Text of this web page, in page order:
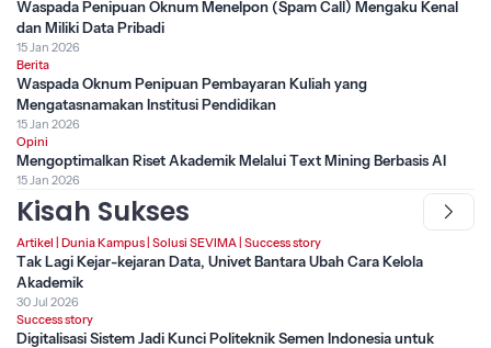
Waspada Penipuan Oknum Menelpon (Spam Call) Mengaku Kenal
dan Miliki Data Pribadi
15 Jan 2026
Berita
Waspada Oknum Penipuan Pembayaran Kuliah yang
Mengatasnamakan Institusi Pendidikan
15 Jan 2026
Opini
Mengoptimalkan Riset Akademik Melalui Text Mining Berbasis AI
15 Jan 2026
Kisah Sukses
Artikel Dunia Kampus Solusi SEVIMA Success story
Tak Lagi Kejar-kejaran Data, Univet Bantara Ubah Cara Kelola
Akademik
30 Jul 2026
Success story
Digitalisasi Sistem Jadi Kunci Politeknik Semen Indonesia untuk